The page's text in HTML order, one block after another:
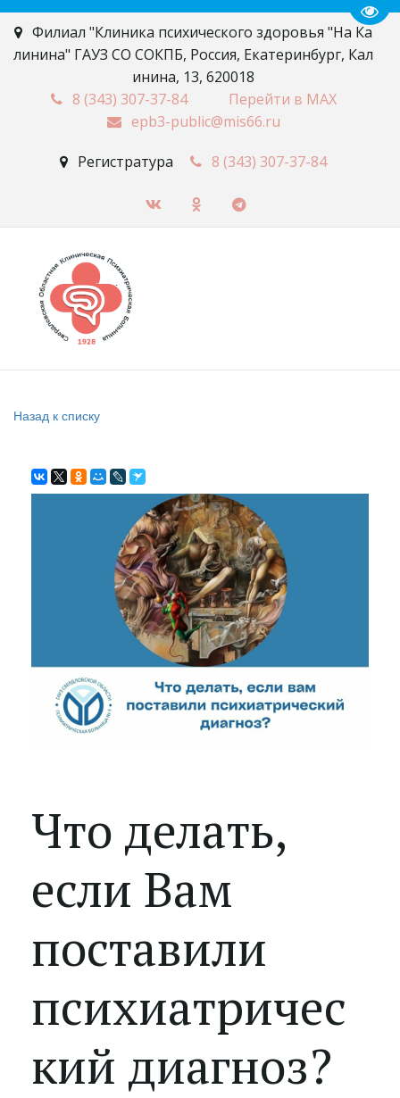
Филиал "Клиника психического здоровья "На Ка
линина" ГАУЗ СО СОКПБ, Россия, Екатеринбург, Кал
инина, 13, 620018
8 (343) 307-37-84
Перейти в MAX
epb3-public@mis66.ru
Регистратура 8 (343) 307-37-84
Назад к списку
Что делать,
если Вам
поставили
психиатричес
кий диагноз?